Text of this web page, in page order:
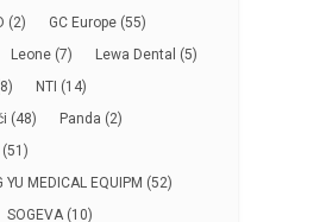
(2) GC Europe (55)
Leone (7) Lewa Dental (5)
NTI (14)
(48) Panda (2)
(51)
YU MEDICAL EQUIPM (52)
SOGEVA (10)